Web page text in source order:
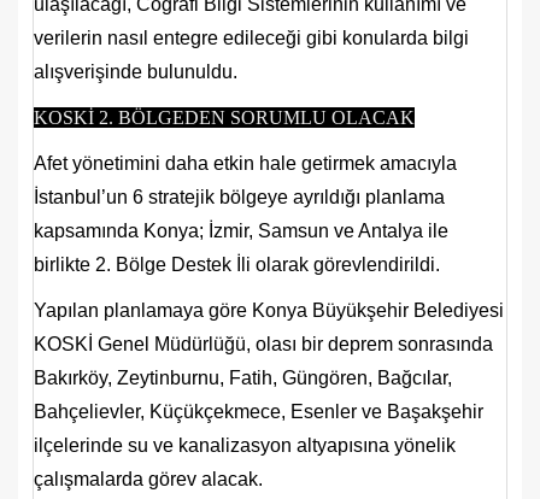
verilerin nasıl entegre edileceği gibi konularda bilgi
alışverişinde bulunuldu.
KOSKİ 2. BÖLGEDEN SORUMLU OLACAK
Afet yönetimini daha etkin hale getirmek amacıyla
İstanbul’un 6 stratejik bölgeye ayrıldığı planlama
kapsamında Konya; İzmir, Samsun ve Antalya ile
birlikte 2. Bölge Destek İli olarak görevlendirildi.
Yapılan planlamaya göre Konya Büyükşehir Belediyesi
KOSKİ Genel Müdürlüğü, olası bir deprem sonrasında
Bakırköy, Zeytinburnu, Fatih, Güngören, Bağcılar,
Bahçelievler, Küçükçekmece, Esenler ve Başakşehir
ilçelerinde su ve kanalizasyon altyapısına yönelik
çalışmalarda görev alacak.